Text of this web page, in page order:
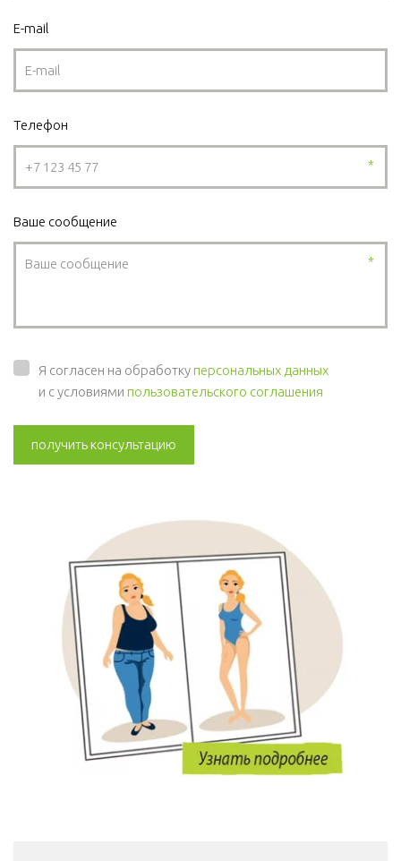
E-mail
Телефон
*
Ваше сообщение
*
Я согласен на обработкуперсональных данных
и с условиями пользовательского соглашения
получить консультацию